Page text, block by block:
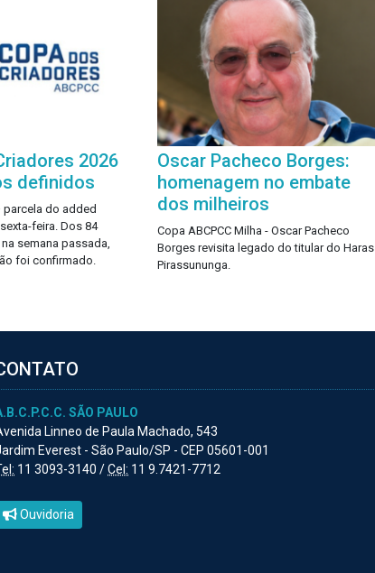
2026
definidos
parcela do added
feira. Dos 84
semana passada,
foi confirmado.
Oscar Pacheco Borges:
homenagem no embate
dos milheiros
Copa ABCPCC Milha - Oscar Pacheco
Borges revisita legado do titular do Haras
Pirassununga.
SÃO PAULO
Linneo de Paula Machado, 543
Everest - São Paulo/SP - CEP 05601-001
11 3093-3140 /Cel: 11 9.7421-7712
Ouvidoria